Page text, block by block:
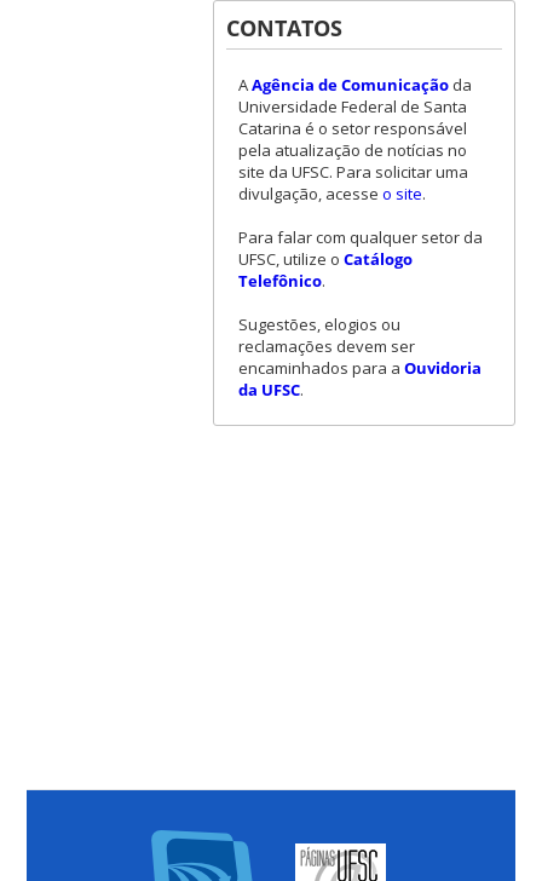
CONTATOS
AAgência de Comunicaçãoda
Universidade Federal de Santa
Catarina é o setor responsável
pela atualização de notícias no
site da UFSC. Para solicitar uma
divulgação, acesse o site.
Para falar com qualquer setor da
UFSC, utilize o Catálogo
Telefônico.
Sugestões, elogios ou
reclamações devem ser
encaminhados para a Ouvidoria
da UFSC.